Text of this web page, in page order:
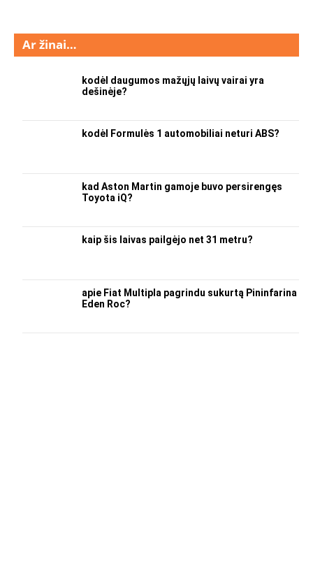
Ar žinai…
kodėl daugumos mažųjų laivų vairai yra
dešinėje?
kodėl Formulės 1 automobiliai neturi ABS?
kad Aston Martin gamoje buvo persirengęs
Toyota iQ?
kaip šis laivas pailgėjo net 31 metru?
apie Fiat Multipla pagrindu sukurtą Pininfarina
Eden Roc?